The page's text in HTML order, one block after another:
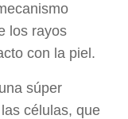
los rayos
con la piel.
súper
células, que